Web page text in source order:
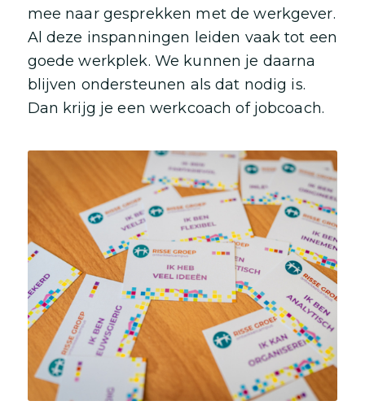
mee naar gesprekken met de werkgever.
Al deze inspanningen leiden vaak tot een
goede werkplek. We kunnen je daarna
blijven ondersteunen als dat nodig is.
Dan krijg je een werkcoach of jobcoach.